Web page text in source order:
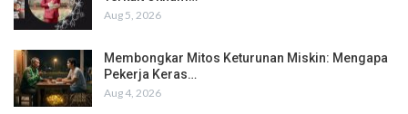
Aug 5, 2026
Membongkar Mitos Keturunan Miskin: Mengapa
Pekerja Keras…
Aug 4, 2026